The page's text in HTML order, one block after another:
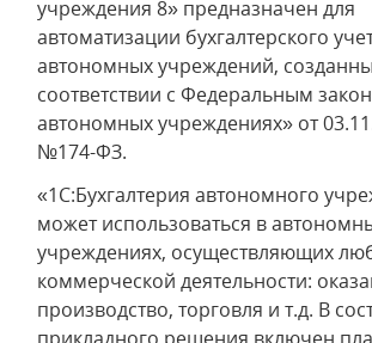
учреждения 8» предназначен для
автоматизации бухгалтерского
автономных учреждений,
соответствии с Федеральным
автономных учреждениях» от
№174-ФЗ.
«1С:Бухгалтерия автономного
может использоваться в
учреждениях, осуществляющих
коммерческой деятельности:
производство, торговля и т.д. В